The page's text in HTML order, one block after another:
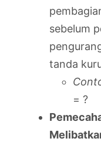
sebelum
tanda
= ?